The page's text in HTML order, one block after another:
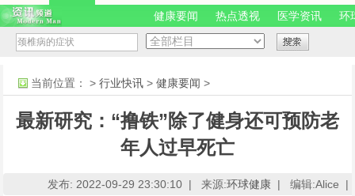
健康要闻
热点透视 医学资讯 环
当前位置： >行业快讯 >健康要闻 >
最新研究：“撸铁”除了健身还可预防老
年人过早死亡
发布: 2022-09-29 23:30:10 | 来源:环球健康 | 编辑:Alice |